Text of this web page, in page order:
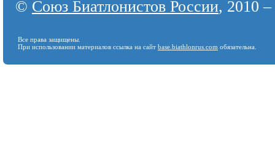
© Союз Биатлонистов России, 2010
Все права защищены.
При использовании материалов ссылка на сайт base.biathlonrus.com обязательна.